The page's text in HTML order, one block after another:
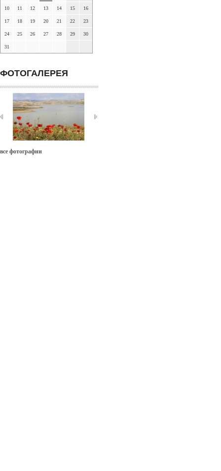
10 11 12 13 14 15 16
17 18 19 20 21 22 23
24 25 26 27 28 29 30
31
ФОТОГАЛЕРЕЯ
все фотографии